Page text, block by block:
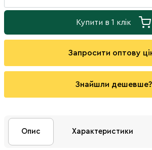
Купити в 1 клік
Запросити оптову
Знайшли дешевше?
Опис Характеристики